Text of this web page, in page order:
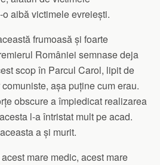
aibă victimele evreiești.
frumoasă și foarte
României semnase deja
scop în Parcul Carol, lipit de
așa puține cum erau.
obscure a împiedicat realizarea
l-a întristat mult pe acad.
a și murit.
mare medic, acest mare